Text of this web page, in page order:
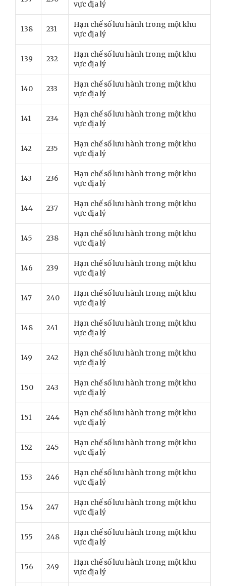
vực địa lý
138 231
Hạn chế số lưu hành trong một khu
vực địa lý
139 232
Hạn chế số lưu hành trong một khu
vực địa lý
140 233
Hạn chế số lưu hành trong một khu
vực địa lý
141 234
Hạn chế số lưu hành trong một khu
vực địa lý
142 235
Hạn chế số lưu hành trong một khu
vực địa lý
143 236
Hạn chế số lưu hành trong một khu
vực địa lý
144 237
Hạn chế số lưu hành trong một khu
vực địa lý
145 238
Hạn chế số lưu hành trong một khu
vực địa lý
146 239
Hạn chế số lưu hành trong một khu
vực địa lý
147 240
Hạn chế số lưu hành trong một khu
vực địa lý
148 241
Hạn chế số lưu hành trong một khu
vực địa lý
149 242
Hạn chế số lưu hành trong một khu
vực địa lý
150 243
Hạn chế số lưu hành trong một khu
vực địa lý
151 244
Hạn chế số lưu hành trong một khu
vực địa lý
152 245
Hạn chế số lưu hành trong một khu
vực địa lý
153 246
Hạn chế số lưu hành trong một khu
vực địa lý
154 247
Hạn chế số lưu hành trong một khu
vực địa lý
155 248
Hạn chế số lưu hành trong một khu
vực địa lý
156 249
Hạn chế số lưu hành trong một khu
vực địa lý